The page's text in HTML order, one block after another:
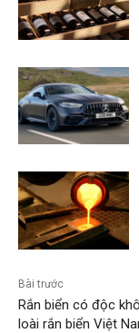
Bài trước
Rắn biển có độc
loài rắn biển Việt